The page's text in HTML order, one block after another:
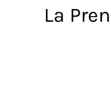
La